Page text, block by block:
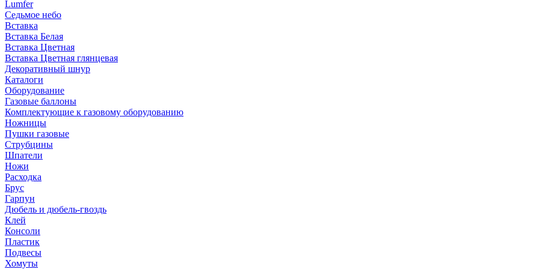
Lumfer
Седьмое небо
Вставка
Вставка Белая
Вставка Цветная
Вставка Цветная глянцевая
Декоративный шнур
Каталоги
Оборудование
Газовые баллоны
Комплектующие к газовому оборудованию
Ножницы
Пушки газовые
Струбцины
Шпатели
Ножи
Расходка
Брус
Гарпун
Дюбель и дюбель-гвоздь
Клей
Консоли
Пластик
Подвесы
Хомуты